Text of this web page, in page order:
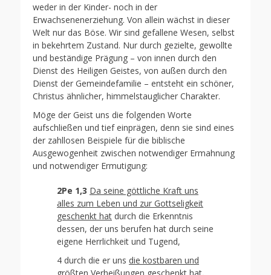
weder in der Kinder- noch in der
Erwachsenenerziehung. Von allein wächst in dieser
Welt nur das Böse. Wir sind gefallene Wesen, selbst
in bekehrtem Zustand. Nur durch gezielte, gewollte
und beständige Prägung – von innen durch den
Dienst des Heiligen Geistes, von außen durch den
Dienst der Gemeindefamilie – entsteht ein schöner,
Christus ähnlicher, himmelstauglicher Charakter.
Möge der Geist uns die folgenden Worte
aufschließen und tief einprägen, denn sie sind eines
der zahllosen Beispiele für die biblische
Ausgewogenheit zwischen notwendiger Ermahnung
und notwendiger Ermutigung:
2Pe 1,3 Da seine göttliche Kraft uns
alles zum Leben und zur Gottseligkeit
geschenkt hat durch die Erkenntnis
dessen, der uns berufen hat durch seine
eigene Herrlichkeit und Tugend,
4 durch die er uns die kostbaren und